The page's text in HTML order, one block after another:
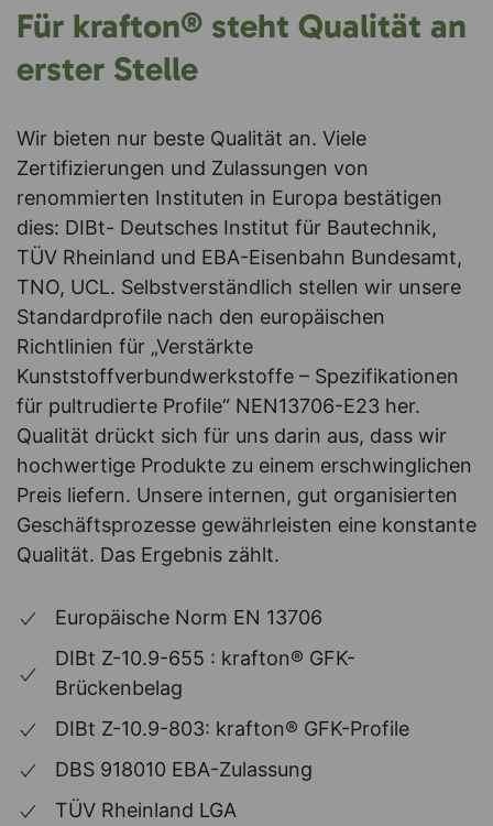
Für krafton® steht Qualität an
erster Stelle
Wir bieten nur beste Qualität an. Viele
Zertifizierungen und Zulassungen von
renommierten Instituten in Europa bestätigen
dies: DIBt- Deutsches Institut für Bautechnik,
TÜV Rheinland und EBA-Eisenbahn Bundesamt,
TNO, UCL. Selbstverständlich stellen wir unsere
Standardprofile nach den europäischen
Richtlinien für „Verstärkte
Kunststoffverbundwerkstoffe – Spezifikationen
für pultrudierte Profile“ NEN13706-E23 her.
Qualität drückt sich für uns darin aus, dass wir
hochwertige Produkte zu einem erschwinglichen
Preis liefern. Unsere internen, gut organisierten
Geschäftsprozesse gewährleisten eine konstante
Qualität. Das Ergebnis zählt.
Europäische Norm EN 13706
DIBt Z-10.9-655 : krafton® GFK-
Brückenbelag
DIBt Z-10.9-803: krafton® GFK-Profile
DBS 918010 EBA-Zulassung
TÜV Rheinland LGA